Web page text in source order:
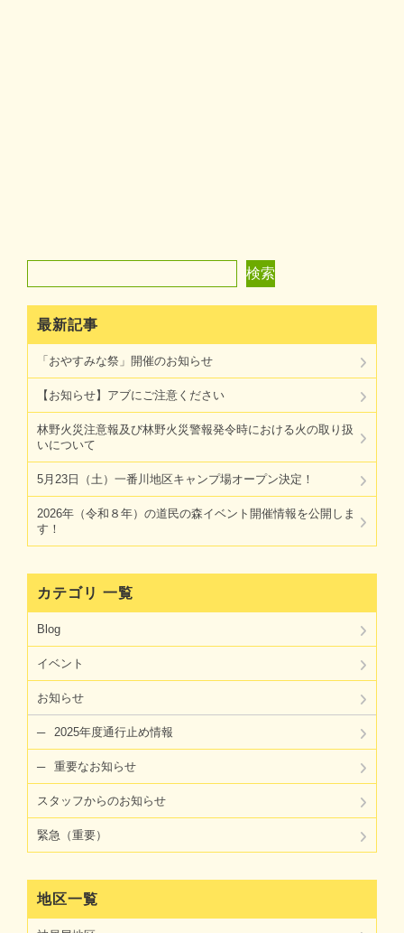
検索
最新記事
「おやすみな祭」開催のお知らせ
【お知らせ】アブにご注意ください
林野火災注意報及び林野火災警報発令時における火の取り扱
いについて
5月23日（土）一番川地区キャンプ場オープン決定！
2026年（令和８年）の道民の森イベント開催情報を公開しま
す！
カテゴリ 一覧
Blog
イベント
お知らせ
2025年度通行止め情報
重要なお知らせ
スタッフからのお知らせ
緊急（重要）
地区一覧